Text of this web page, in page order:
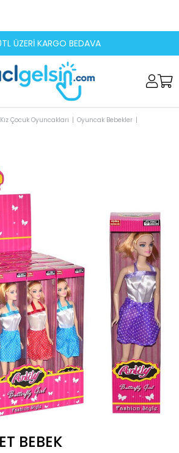
ÜZERİ KARGO BEDAVA
Kız Çocuk Oyuncakları Oyuncak Bebekler
BEBEK